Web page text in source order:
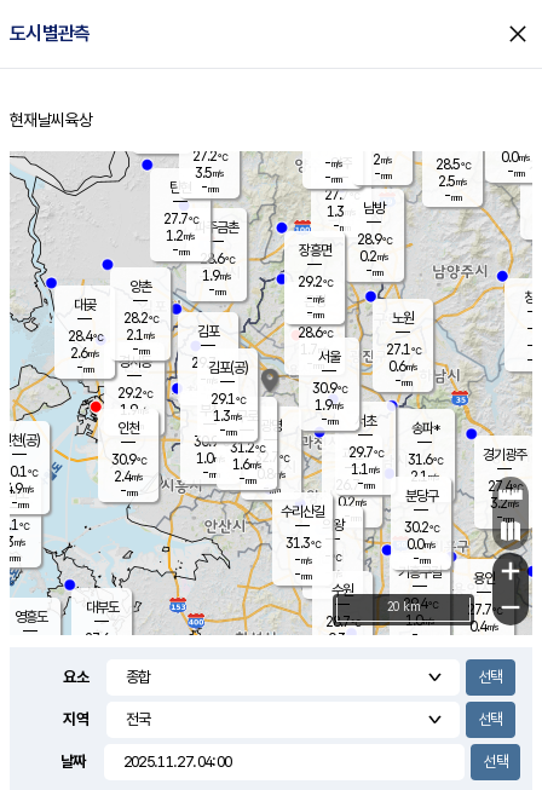
도시별관측 close
홈
현재날씨 육상
의도
℃
m/s
mm
영흥도
양주
27.7℃
1.3
-mm
과천
26.7℃
0.2m/s
- mm
용인
27.7℃
0.4m/s
경기광주
27.4℃
3.2m/s
-mm
2.2m/s
대부도
27.6
경서동
29.2℃
1.9m/s
-mm
파주금촌
28.6℃
1.9m/s
-mm
28.5℃
2.5m/s
-mm
대곶
28.4℃
2.6m/s
-mm
창
-
-m/
-
탄현
27.7℃
1.2m/s
-mm
0.0m/s
-mm
의왕
- ℃
m/s
mm
김포
29.7℃
-m/s
mm
광명
32.7 ℃
0.8 m/s
-mm
부천
30.9℃
1.0m/s
-mm
양촌
28.2℃
2.1 m/s
-mm
구로
31.2℃
1.6m/s
-mm
은평
28.6℃
1.7 m/s
- mm
노원
27.1℃
0.6m/s
-mm
송파*
31.6℃
2.1 m/s
-mm
서초
29.7℃
1.1 m/s
-mm
남방
28.9℃
0.2m/s
-mm
기흥구갈
29.4℃
1.0m/s
-
수리산길
31.3℃
-m/s
-mm
분당구
30.2℃
0.0m/s
-mm
장흥면
29.2℃
-m/s
-mm
-m/s
-mm
인천(공)
30.1℃
4.9m/s
-mm
김포(공)
29.1℃
1.3m/s
-mm
수원
28.7℃
0.3 m/s
인천
30.9℃
2.4m/s
-mm
서울
30.9℃
1.9m/s
-mm
27.2℃
3.5m/s
-mm
2m/s
-mm
+
−
20 km
요소
지역
날짜